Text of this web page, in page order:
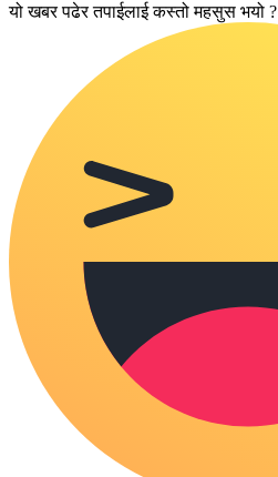
यो खबर पढेर तपाईलाई कस्तो महसुस भयो ?